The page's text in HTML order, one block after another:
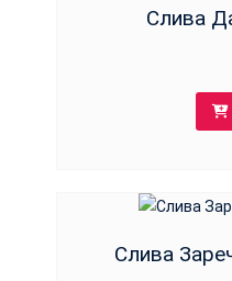
Слива
Слива